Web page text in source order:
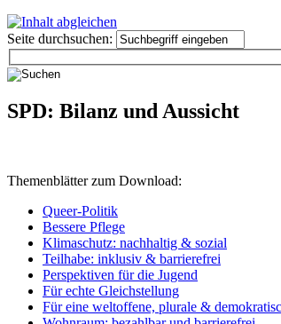
Seite durchsuchen:
SPD: Bilanz und Aussicht
Themenblätter zum Download:
Queer-Politik
Bessere Pflege
Klimaschutz: nachhaltig & sozial
Teilhabe: inklusiv & barrierefrei
Perspektiven für die Jugend
Für echte Gleichstellung
Für eine weltoffene, plurale &